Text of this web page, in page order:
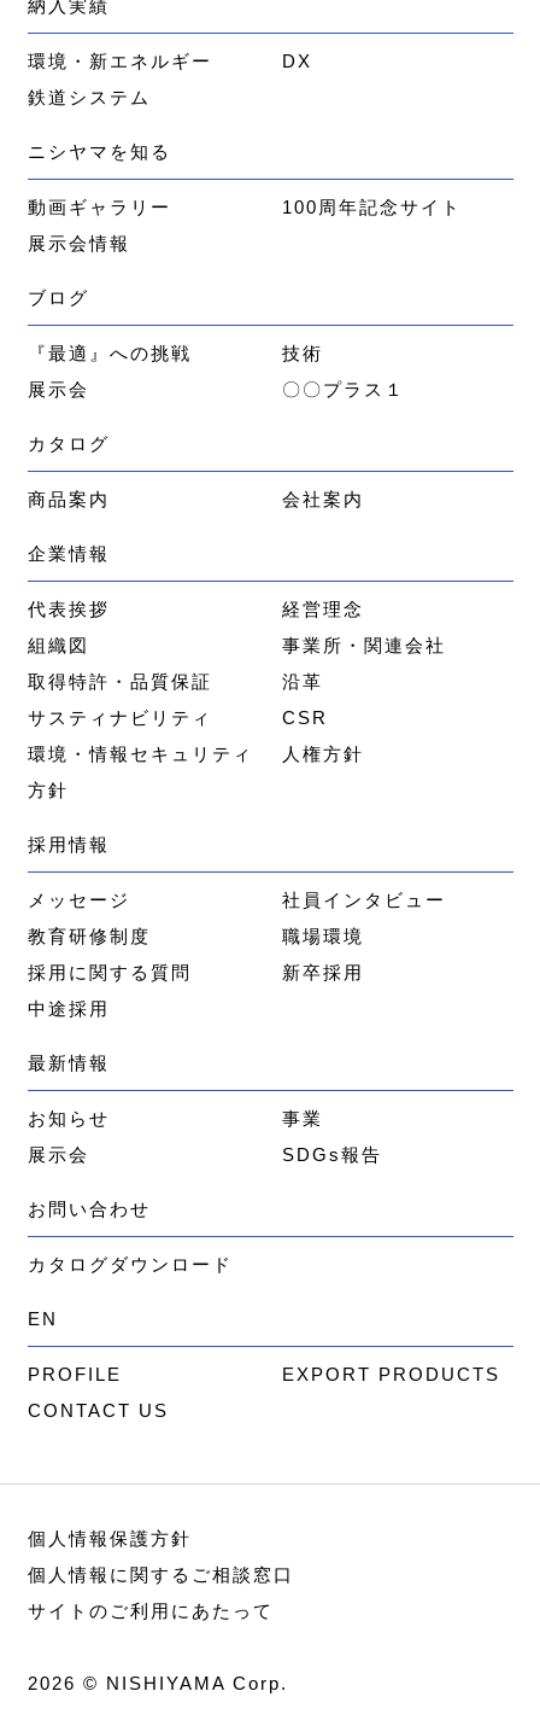
納入実績
環境・新エネルギー
DX
鉄道システム
ニシヤマを知る
動画ギャラリー
100周年記念サイト
展示会情報
ブログ
『最適』への挑戦
技術
展示会
〇〇プラス１
カタログ
商品案内 会社案内
企業情報
代表挨拶
経営理念
組織図
事業所・関連会社
取得特許・品質保証
沿革
サスティナビリティ
CSR
環境・情報セキュリティ
方針
人権方針
採用情報
メッセージ
社員インタビュー
教育研修制度
職場環境
採用に関する質問
新卒採用
中途採用
最新情報
お知らせ
事業
展示会
SDGs報告
お問い合わせ
カタログダウンロード
EN
PROFILE
EXPORT PRODUCTS
CONTACT US
個人情報保護方針
個人情報に関するご相談窓口
サイトのご利用にあたって
2026 © NISHIYAMA Corp.